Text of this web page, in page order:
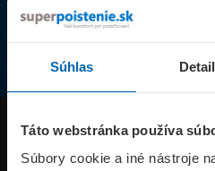
Súhlas
Táto webstránka používa
Súbory cookie a iné nástroje
Přejít na
Produkty